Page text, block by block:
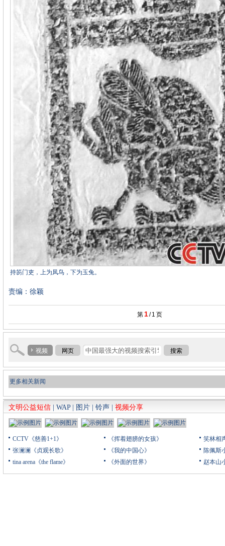
持笏门吏，上为凤鸟，下为玉兔。
责编：徐颖
第 1/ 1 页
视频 网页 搜索
更多相关新闻
文明公益短信 WAP| 图片 铃声 视频分享
CCTV《慈善1+1》
张澜澜《贞观长歌》
tina arena《the flame》
《挥着翅膀的女孩》
《我的中国心》
《外面的世界》
笑林相
陈佩斯
赵本山